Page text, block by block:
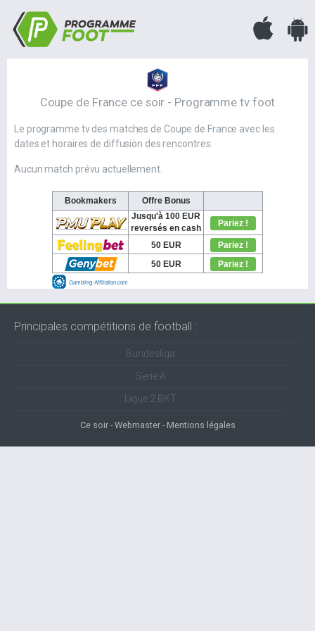
Coupe de France ce soir - Programme tv foot
Le programme tv des matches de Coupe de France avec les
dates et horaires de diffusion des rencontres.
Aucun match prévu actuellement.
Principales compétitions de football :
Bundesliga
Serie A
Ligue 2 BKT
Ce soir Webmaster Mentions légales